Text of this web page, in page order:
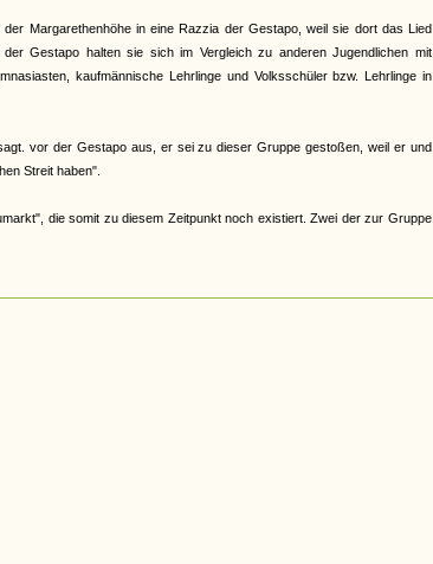
Margarethenhöhe in eine Razzia der Gestapo, weil sie dort das Lied
Gestapo halten sie sich im Vergleich zu anderen Jugendlichen mit
kaufmännische Lehrlinge und Volksschüler bzw. Lehrlinge in
vor der Gestapo aus, er sei zu dieser Gruppe gestoßen, weil er und
Streit haben".
die somit zu diesem Zeitpunkt noch existiert. Zwei der zur Gruppe